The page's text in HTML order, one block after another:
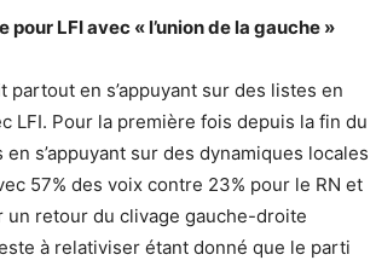
LFI avec « l’union de la gauche »
en s’appuyant sur des listes en
LFI. Pour la première fois depuis la fin du
s’appuyant sur des dynamiques locales
57% des voix contre 23% pour le RN et
un retour du clivage gauche-droite
à relativiser étant donné que le parti